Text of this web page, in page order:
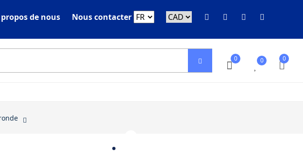
de nous Nous contacter
0 0 0
- Sculpture - Boule